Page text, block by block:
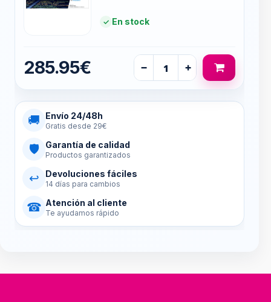
En stock
285.95€ − +
🚚 Envío 24/48h
Gratis desde 29€
🛡 Garantía de calidad
Productos garantizados
↩ Devoluciones fáciles
14 días para cambios
☎ Atención al cliente
Te ayudamos rápido